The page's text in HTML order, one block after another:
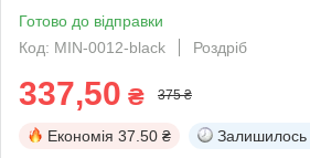
Готово до відправки
Код: MIN-0012-black
Роздріб
337,50 ₴ 375 ₴
Економія 37.50 ₴ Залишилось